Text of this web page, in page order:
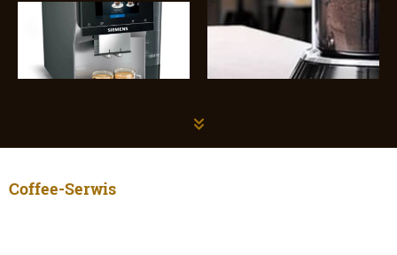
Coffee-Serwis